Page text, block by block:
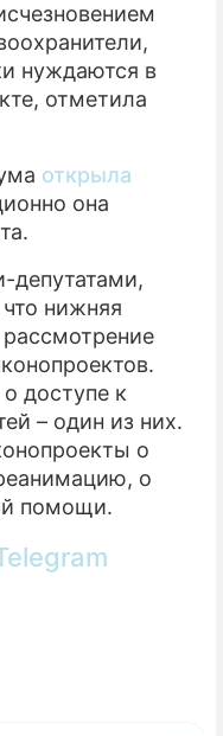
нуждаются в
отметила
открыла
она
депутатами,
нижняя
рассмотрение
доступе к
– один из них.
о
о
помощи.